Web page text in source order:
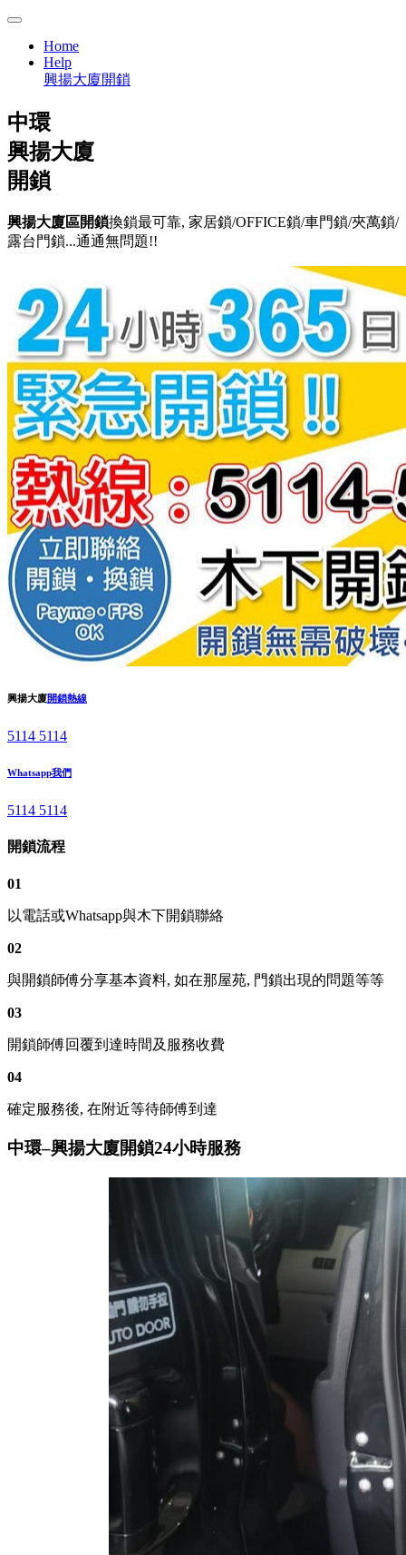
Home
Help
興揚大廈開鎖
中環
興揚大廈
開鎖
興揚大廈區開鎖換鎖最可靠, 家居鎖/OFFICE鎖/車門鎖/夾萬鎖/
露台門鎖...通通無問題!!
興揚大廈開鎖熱線
5114 5114
Whatsapp我們
5114 5114
開鎖流程
01
以電話或Whatsapp與木下開鎖聯絡
02
與開鎖師傅分享基本資料, 如在那屋苑, 門鎖出現的問題等等
03
開鎖師傅回覆到達時間及服務收費
04
確定服務後, 在附近等待師傅到達
中環–興揚大廈開鎖24小時服務